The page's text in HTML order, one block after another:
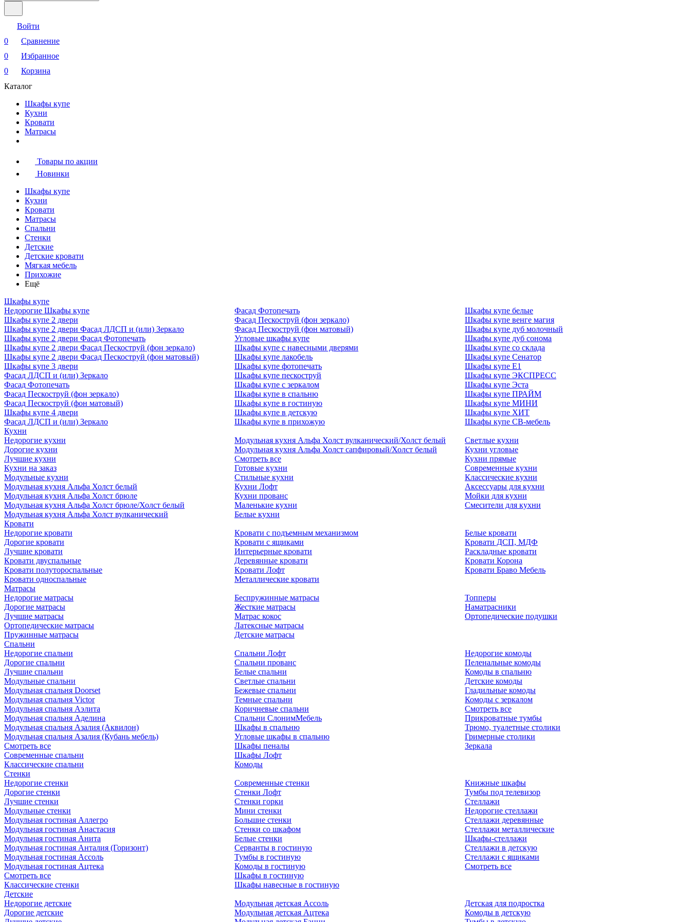
Войти
0
Сравнение
0
Избранное
0
Корзина
Каталог
Шкафы купе
Кухни
Кровати
Матрасы
Товары по акции
Новинки
Шкафы купе
Кухни
Кровати
Матрасы
Cпальни
Стенки
Детские
Детские кровати
Мягкая мебель
Прихожие
Ещё
Шкафы купе
Недорогие Шкафы купе
Шкафы купе 2 двери
Шкафы купе 2 двери Фасад ЛДСП и (или) Зеркало
Шкафы купе 2 двери Фасад Фотопечать
Шкафы купе 2 двери Фасад Пескоструй (фон зеркало)
Шкафы купе 2 двери Фасад Пескоструй (фон матовый)
Шкафы купе 3 двери
Фасад ЛДСП и (или) Зеркало
Фасад Фотопечать
Фасад Пескоструй (фон зеркало)
Фасад Пескоструй (фон матовый)
Шкафы купе 4 двери
Фасад ЛДСП и (или) Зеркало
Фасад Фотопечать
Фасад Пескоструй (фон зеркало)
Фасад Пескоструй (фон матовый)
Угловые шкафы купе
Шкафы купе с навесными дверями
Шкафы купе лакобель
Шкафы купе фотопечать
Шкафы купе пескоструй
Шкафы купе с зеркалом
Шкафы купе в спальню
Шкафы купе в гостиную
Шкафы купе в детскую
Шкафы купе в прихожую
Шкафы купе белые
Шкафы купе венге магия
Шкафы купе дуб молочный
Шкафы купе дуб сонома
Шкафы купе со склада
Шкафы купе Сенатор
Шкафы купе Е1
Шкафы купе ЭКСПРЕСС
Шкафы купе Эста
Шкафы купе ПРАЙМ
Шкафы купе МИНИ
Шкафы купе ХИТ
Шкафы купе СВ-мебель
Кухни
Недорогие кухни
Дорогие кухни
Лучшие кухни
Кухни на заказ
Модульные кухни
Модульная кухня Альфа Холст белый
Модульная кухня Альфа Холст брюле
Модульная кухня Альфа Холст брюле/Холст белый
Модульная кухня Альфа Холст вулканический
Модульная кухня Альфа Холст вулканический/Холст белый
Модульная кухня Альфа Холст сапфировый/Холст белый
Смотреть все
Готовые кухни
Стильные кухни
Кухни Лофт
Кухни прованс
Маленькие кухни
Белые кухни
Светлые кухни
Кухни угловые
Кухни прямые
Современные кухни
Классические кухни
Аксессуары для кухни
Мойки для кухни
Смесители для кухни
Кровати
Недорогие кровати
Дорогие кровати
Лучшие кровати
Кровати двуспальные
Кровати полутороспальные
Кровати односпальные
Кровати с подъемным механизмом
Кровати с ящиками
Интерьерные кровати
Деревянные кровати
Кровати Лофт
Металлические кровати
Белые кровати
Кровати ДСП, МДФ
Раскладные кровати
Кровати Корона
Кровати Браво Мебель
Матрасы
Недорогие матрасы
Дорогие матрасы
Лучшие матрасы
Ортопедические матрасы
Пружинные матрасы
Беспружинные матрасы
Жесткие матрасы
Матрас кокос
Латексные матрасы
Детские матрасы
Топперы
Наматрасники
Ортопедические подушки
Cпальни
Недорогие спальни
Дорогие спальни
Лучшие спальни
Модульные спальни
Модульная спальня Doorset
Модульная спальня Victor
Модульная спальня Аэлита
Модульная спальня Аделина
Модульная спальня Азалия (Аквилон)
Модульная спальня Азалия (Кубань мебель)
Смотреть все
Современные спальни
Классические спальни
Спальни Лофт
Спальни прованс
Белые спальни
Светлые спальни
Бежевые спальни
Темные спальни
Коричневые спальни
Спальни СлонимМебель
Шкафы в спальню
Угловые шкафы в спальню
Шкафы пеналы
Шкафы Лофт
Комоды
Недорогие комоды
Пеленальные комоды
Комоды в спальню
Детские комоды
Гладильные комоды
Комоды с зеркалом
Смотреть все
Прикроватные тумбы
Трюмо, туалетные столики
Гримерные столики
Зеркала
Стенки
Недорогие стенки
Дорогие стенки
Лучшие стенки
Модульные стенки
Модульная гостиная Аллегро
Модульная гостиная Анастасия
Модульная гостиная Анита
Модульная гостиная Анталия (Горизонт)
Модульная гостиная Ассоль
Модульная гостиная Ацтека
Смотреть все
Классические стенки
Современные стенки
Стенки Лофт
Стенки горки
Мини стенки
Большие стенки
Стенки со шкафом
Белые стенки
Серванты в гостиную
Тумбы в гостиную
Комоды в гостиную
Шкафы в гостиную
Шкафы навесные в гостиную
Книжные шкафы
Тумбы под телевизор
Стеллажи
Недорогие стеллажи
Стеллажи деревянные
Стеллажи металлические
Шкафы-стеллажи
Стеллажи в детскую
Стеллажи с ящиками
Смотреть все
Детские
Недорогие детские
Дорогие детские
Модульная детская Ассоль
Модульная детская Ацтека
Детская для подростка
Комоды в детскую